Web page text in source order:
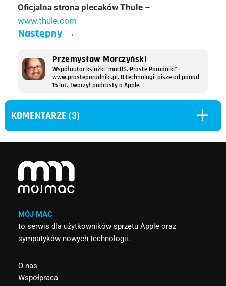
Oficjalna strona plecaków Thule–
www.thule.com
Następny→
Przemysław Marczyński
Współautor książki "macOS. Proste Poradniki" -
www.prosteporadniki.pl. O technologii pisze od ponad
15 lat. Tworzył podcasty o Apple.
KOMENTARZE (3) L
MÓJ MAC
to serwis dla użytkowników sprzętu Apple oraz
sympatyków nowych technologii.
O nas
Współpraca